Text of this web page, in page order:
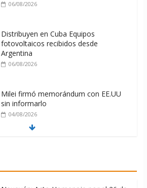
06/08/2026
Distribuyen en Cuba Equipos
fotovoltaicos recibidos desde
Argentina
06/08/2026
Milei firmó memorándum con EE.UU
sin informarlo
04/08/2026
con Rusia y China